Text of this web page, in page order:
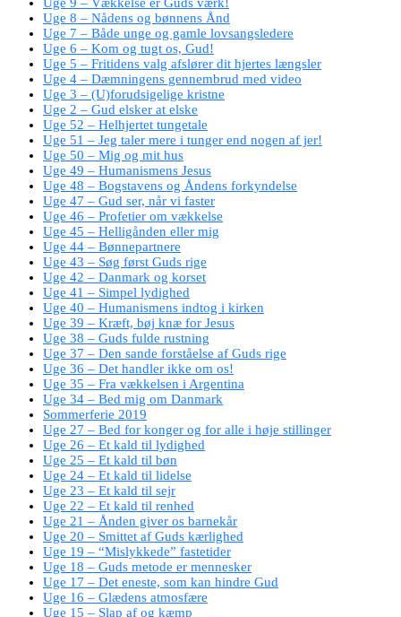
Uge 8 – Nådens og bønnens Ånd
Uge 7 – Både unge og gamle lovsangsledere
Uge 6 – Kom og tugt os, Gud!
Uge 5 – Fritidens valg afslører dit hjertes længsler
Uge 4 – Dæmningens gennembrud med video
Uge 3 – (U)forudsigelige kristne
Uge 2 – Gud elsker at elske
Uge 52 – Helhjertet tungetale
Uge 51 – Jeg taler mere i tunger end nogen af jer!
Uge 50 – Mig og mit hus
Uge 49 – Humanismens Jesus
Uge 48 – Bogstavens og Åndens forkyndelse
Uge 47 – Gud ser, når vi faster
Uge 46 – Profetier om vækkelse
Uge 45 – Helligånden eller mig
Uge 44 – Bønnepartnere
Uge 43 – Søg først Guds rige
Uge 42 – Danmark og korset
Uge 41 – Simpel lydighed
Uge 40 – Humanismens indtog i kirken
Uge 39 – Kræft, bøj knæ for Jesus
Uge 38 – Guds fulde rustning
Uge 37 – Den sande forståelse af Guds rige
Uge 36 – Det handler ikke om os!
Uge 35 – Fra vækkelsen i Argentina
Uge 34 – Bed mig om Danmark
Sommerferie 2019
Uge 27 – Bed for konger og for alle i høje stillinger
Uge 26 – Et kald til lydighed
Uge 25 – Et kald til bøn
Uge 24 – Et kald til lidelse
Uge 23 – Et kald til sejr
Uge 22 – Et kald til renhed
Uge 21 – Ånden giver os barnekår
Uge 20 – Smittet af Guds kærlighed
Uge 19 – “Mislykkede” fastetider
Uge 18 – Guds metode er mennesker
Uge 17 – Det eneste, som kan hindre Gud
Uge 16 – Glædens atmosfære
Uge 15 – Slap af og kæmp